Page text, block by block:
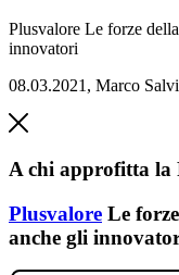
Plusvalore Le forze
innovatori
08.03.2021 , Marco Salvi
A chi approfitta la
Plusvalore Le
anche gli